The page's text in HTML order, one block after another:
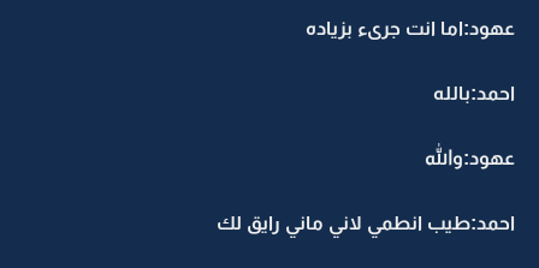
عهود:اما انت جرىء بزياده
احمد:بالله
عهود:والله
احمد:طيب انطمي لاني ماني رايق لك